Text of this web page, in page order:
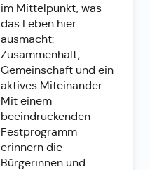
im Mittelpunkt, was
das Leben hier
ausmacht:
Zusammenhalt,
Gemeinschaft und ein
aktives Miteinander.
Mit einem
beeindruckenden
Festprogramm
erinnern die
Bürgerinnen und